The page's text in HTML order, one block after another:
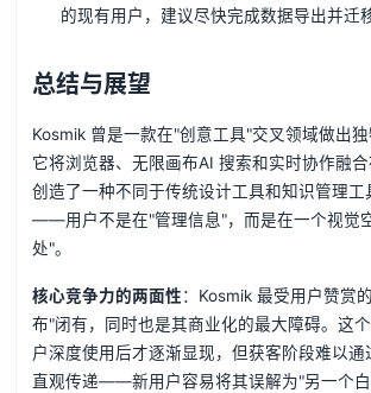
的现有用户，建议尽快完成数据导出并迁
总结与展望
Kosmik 曾是一款在"创意工具"交叉领域做出独
它将浏览器、无限画布AI 搜索和实时协作融合
创造了一种不同于传统设计工具和知识管理工
——用户不是在"管理信息"，而是在一个视觉
处"。
核心竞争力的两面性：Kosmik 最受用户赞赏
布"闭有，同时也是其商业化的最大障碍。这
户深度使用后才逐渐显现，但获客阶段难以
直观传递——新用户容易将其误解为"另一个